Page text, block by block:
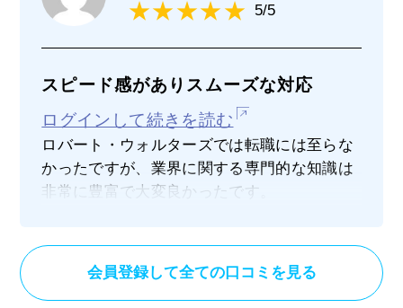
5/5
スピード感がありスムーズな対応
ログインして続きを読む
ロバート・ウォルターズでは転職には至らな
かったですが、業界に関する専門的な知識は
非常に豊富で大変良かったです。
すが、そういったことも一切なかったです
し、話が進む展開も非常にスピード感があっ
会員登録して全ての口コミを見る